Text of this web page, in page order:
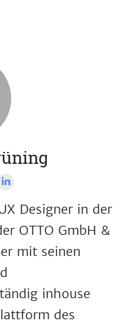
Designer in der
OTTO GmbH &
mit seinen
inhouse
des